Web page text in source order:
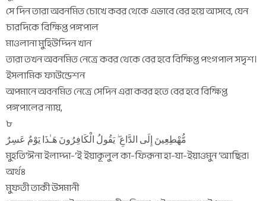
সে দিন তারা অবনমিত চোখে কবর থেকে এভাবে বের হয়ে আসবে, যেন
চারদিকে বিক্ষিপ্ত পঙ্গপাল
মাওলানা মুহিউদ্দিন খান
তারা তখন অবনমিত নেত্রে কবর থেকে বের হবে বিক্ষিপ্ত পংগপাল সদৃশ।
ইসলামিক ফাউন্ডেশন
অপমানে অবনমিত নেত্রে সেদিন এরা কবর হতে বের হবে বিক্ষিপ্ত
পঙ্গপালের ন্যায়,
৮
مُّهْطِعِينَ إِلَى الدَّاعِ ۖ يَقُولُ الْكَافِرُونَ هَـٰذَا يَوْمٌ عَسِرٌ
মুহতি‘ঈনা ইলাদ্দা-‘ই ইয়াকূলুল কা-ফিরূনা হা-যা-ইয়াওমুন ‘আছির।
অর্থঃ
মুফতী তাকী উসমানী